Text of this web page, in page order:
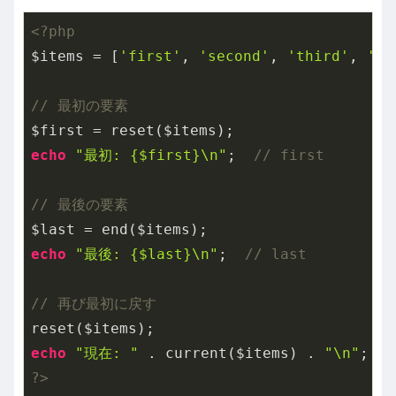
<?php
$items = [ 'first' , 'second' , 'third' ,
// 最初の要素
echo
"最初: {$first}\n" ; // first
// 最後の要素
echo
"最後: {$last}\n" ; // last
// 再び最初に戻す
echo
"現在: " . current($items) . "\n" ;
?>